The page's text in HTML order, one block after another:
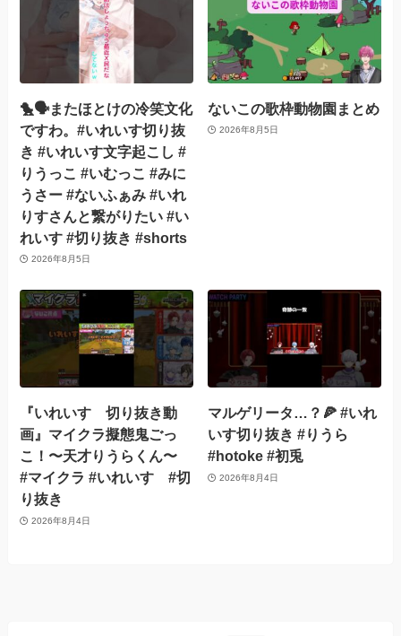
🐤🗣️またほとけの冷笑文化
ですわ。#いれいす切り抜
き #いれいす文字起こし #
りうっこ #いむっこ #みに
うさー #ないふぁみ #いれ
りすさんと繋がりたい #い
れいす #切り抜き #shorts
2026年8月5日
ないこの歌枠動物園まとめ
2026年8月5日
『いれいす 切り抜き動
画』マイクラ擬態鬼ごっ
こ！〜天才りうらくん〜
#マイクラ #いれいす #切
り抜き
2026年8月4日
マルゲリータ…？🍕 #いれ
いす切り抜き #りうら
#hotoke #初兎
2026年8月4日